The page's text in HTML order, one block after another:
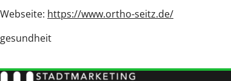
Webseite: https://www.ortho-seitz.de/
gesundheit